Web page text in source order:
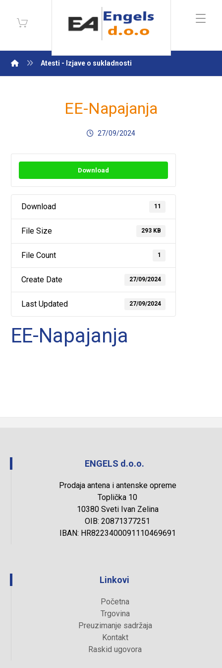
Atesti - Izjave o sukladnosti
EE-Napajanja
27/09/2024
Download
Download 11
File Size 293 KB
File Count 1
Create Date 27/09/2024
Last Updated 27/09/2024
EE-Napajanja
ENGELS d.o.o.
Prodaja antena i antenske opreme
Toplička 10
10380 Sveti Ivan Zelina
OIB: 20871377251
IBAN: HR8223400091110469691
Linkovi
Početna
Trgovina
Preuzimanje sadržaja
Kontakt
Raskid ugovora